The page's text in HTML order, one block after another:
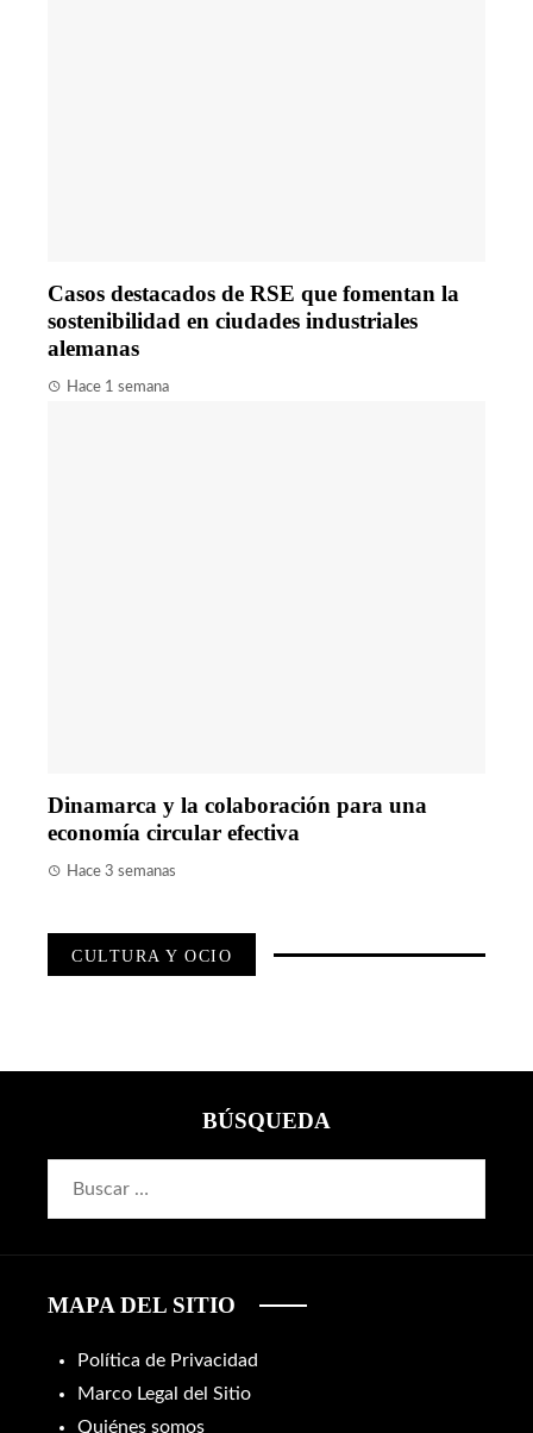
Casos destacados de RSE que fomentan la
sostenibilidad en ciudades industriales
alemanas
Hace 1 semana
Dinamarca y la colaboración para una
economía circular efectiva
Hace 3 semanas
CULTURA Y OCIO
BÚSQUEDA
MAPA DEL SITIO
Política de Privacidad
Marco Legal del Sitio
Quiénes somos